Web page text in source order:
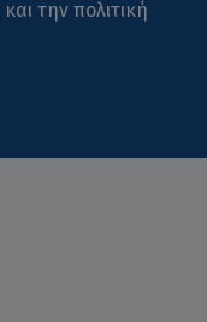
και τηνπολιτική